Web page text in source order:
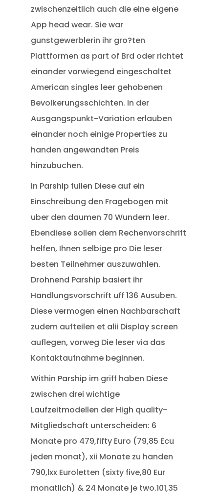
zwischenzeitlich auch die eine eigene
App head wear. Sie war
gunstgewerblerin ihr gro?ten
Plattformen as part of Brd oder richtet
einander vorwiegend eingeschaltet
American singles leer gehobenen
Bevolkerungsschichten. In der
Ausgangspunkt-Variation erlauben
einander noch einige Properties zu
handen angewandten Preis
hinzubuchen.
In Parship fullen Diese auf ein
Einschreibung den Fragebogen mit
uber den daumen 70 Wundern leer.
Ebendiese sollen dem Rechenvorschrift
helfen, Ihnen selbige pro Die leser
besten Teilnehmer auszuwahlen.
Drohnend Parship basiert ihr
Handlungsvorschrift uff 136 Ausuben.
Diese vermogen einen Nachbarschaft
zudem aufteilen et alii Display screen
auflegen, vorweg Die leser via das
Kontaktaufnahme beginnen.
Within Parship im griff haben Diese
zwischen drei wichtige
Laufzeitmodellen der High quality-
Mitgliedschaft unterscheiden: 6
Monate pro 479,fifty Euro (79,85 Ecu
jeden monat), xii Monate zu handen
790,lxx Euroletten (sixty five,80 Eur
monatlich) & 24 Monate je two.101,35